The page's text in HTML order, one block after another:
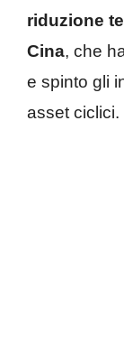
riduzione
Cina, che
e spinto gli
asset ciclici.